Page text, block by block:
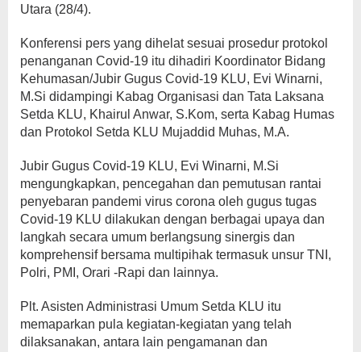
Utara (28/4).
Konferensi pers yang dihelat sesuai prosedur protokol
penanganan Covid-19 itu dihadiri Koordinator Bidang
Kehumasan/Jubir Gugus Covid-19 KLU, Evi Winarni,
M.Si didampingi Kabag Organisasi dan Tata Laksana
Setda KLU, Khairul Anwar, S.Kom, serta Kabag Humas
dan Protokol Setda KLU Mujaddid Muhas, M.A.
Jubir Gugus Covid-19 KLU, Evi Winarni, M.Si
mengungkapkan, pencegahan dan pemutusan rantai
penyebaran pandemi virus corona oleh gugus tugas
Covid-19 KLU dilakukan dengan berbagai upaya dan
langkah secara umum berlangsung sinergis dan
komprehensif bersama multipihak termasuk unsur TNI,
Polri, PMI, Orari -Rapi dan lainnya.
Plt. Asisten Administrasi Umum Setda KLU itu
memaparkan pula kegiatan-kegiatan yang telah
dilaksanakan, antara lain pengamanan dan